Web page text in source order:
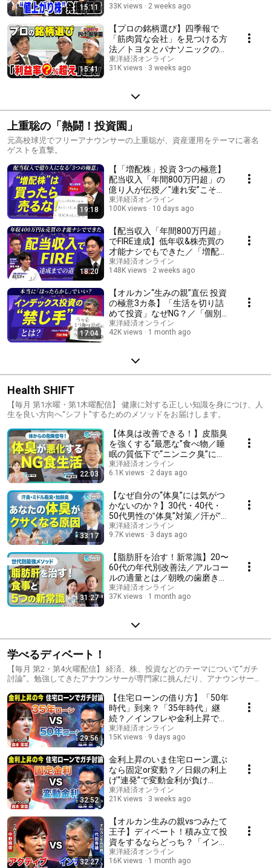
15:11
正を先回りする方法／プロ
たかのとスパルタ四季報学園】
33K views
2 weeks ago
15:41
【プロの銘柄選び】四季報で
「筋肉質な会社」を見つける方
法／トヨタとパナソニックの業
績の違い／四季報で「真の稼ぎ
頭」を見抜く方法／営業利益率
東洋経済オンライン
31K views
3 weeks ago
上重聡の「熱闘！投資園」
元高校球児でフリーアナウンサーの上重聡が、資産運用をテーマに著名
ゲストを直撃。
19:18
【「増配株」投資 3つの極意】
配当収入「年間800万円超」の
億り人が伝授／"連れ安”こそ買
い増しチャンス／増配株は「買
ったら売るな！」／相場暴落時
配時代はこの先も続く
東洋経済オンライン
100K views
10 days ago
18:20
【配当収入「年間800万円超」
でFIRE達成】低年収&株売買の
才能ナシでもできた／「増配
株」が今アツい理由／銘柄選び
「3つのステップ」／"自分に甘
株」と「増配株」は違う
東洋経済オンライン
148K views
2 weeks ago
17:04
【オルカン“生みの親”直伝 投資
の極意3カ条】「生活を切り詰
めて投資」なぜNG？／「個別株
で一発当てたい」欲との向き合
い方／リスク資産は「100-年
東洋経済オンライン
42K views
1 month ago
Health SHIFT
【毎月 第1水曜・第1木曜配信】 健康に対する正しい知識を身につけ、人
生を良い方向へ“シフト”するためのメソッドをお届けします。
22:03
【体臭は改善できる！】皮脂臭
を強くする“最悪な”食べ物／睡
眠の質低下で“ニンニク臭”に／
肝機能の悪化も体臭に影響／血
液検査ではなく皮膚ガス検査／
ス」研究
東洋経済オンライン
6.1K views
2 days ago
33:17
【なぜ自分の“体臭”には気がつ
かないのか？】30代・40代・
50代男性の‟体臭”対策／汗が‟悪
臭”に変わる原因／血液から臭
う体臭／洗っても落ちない体臭
が体臭の引き金になる
東洋経済オンライン
9.7K views
3 days ago
31:27
【脂肪肝を治す！新常識】20〜
60代の年代別改善法／アルコー
ルの適量とは／朝晩の歯磨きが
大事な理由／「食前の高カカオ
チョコ」の驚く効果／油は太ら
東洋経済オンライン
37K views
1 month ago
学べるディベート！
【毎月 第2・第4火曜配信】 経済、株、投資などのテーマについて“ガチ
討論”。勉強してきたアナウンサーが専門家に挑んだり、アナウンサー同
ト」という形式を利用することで、視聴者の皆様が楽しく学べる内容に
なっています。
29:56
【住宅ローンの借り方】「50年
時代」到来？「35年時代」継
続？／インフレや金利上昇で変
わる新常識&最適解！／AIも駆
使して住宅ローンアナリストと
東洋経済オンライン
15K views
9 days ago
32:52
金利上昇のいま住宅ローン選ぶ
なら固定or変動？／日銀の利上
げ“連発”で変動金利が負け
る！？／変動金利派は長期分散
の積立投資を活用せよ！／森本
チ討論！
東洋経済オンライン
21K views
3 weeks ago
32:27
【オルカン生みの親vsつみたて
王子】ディベート！積み立て投
資をするならどっち？「インデ
ックスvsアクティブ」／中野氏
から「インデックスはフリーラ
東洋経済オンライン
16K views
1 month ago